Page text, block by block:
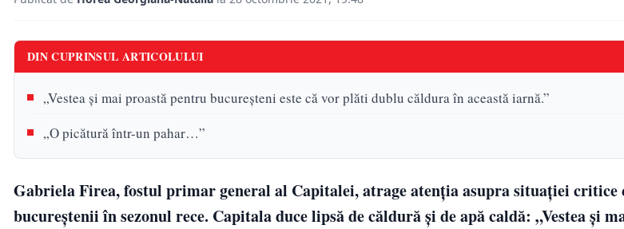
DIN CUPRINSUL ARTICOLULUI
„Vestea și mai proastă pentru bucureșteni este că vor plăti dublu căldura în această iarnă.”
„O picătură într-un pahar…”
Gabriela Firea, fostul primar general al Capitalei, atrage atenția asupra situației critice
bucureștenii în sezonul rece. Capitala duce lipsă de căldură și de apă caldă: „Vestea și